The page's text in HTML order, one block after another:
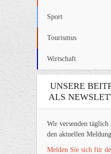
Sport
Tourismus
Wirtschaft
UNSERE
ALS
Wir versenden
den aktuellen
Melden Sie sich für